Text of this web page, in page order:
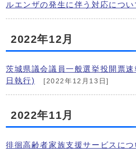
ルエンザの発生に伴う対応につい
2022年12月
茨城県議会議員一般選挙投開票
日執行)
[2022年12月13日]
2022年11月
徘徊高齢者家族支援サービスに